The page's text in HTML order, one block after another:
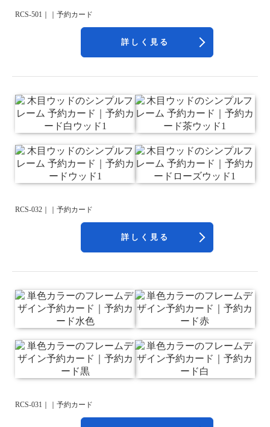
RCS-501｜｜予約カード
詳しく見る
RCS-032｜｜予約カード
詳しく見る
RCS-031｜｜予約カード